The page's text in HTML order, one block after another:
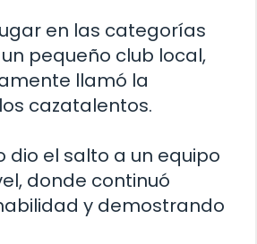
en las categorías
pequeño club local,
llamó la
cazatalentos.
dio el salto a un equipo
donde continuó
y demostrando